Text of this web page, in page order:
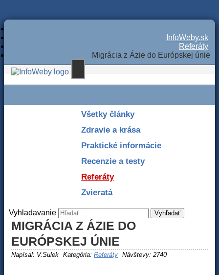
InfoWeby.sk
Referáty
Migrácia z Ázie do Európskej únie
Všetky články
Zdravie a krása
Praktické informácie
Recenzie a testy
Referáty
Zvieratá
Vyhladavanie Vyhľadať
MIGRÁCIA Z ÁZIE DO
EURÓPSKEJ ÚNIE
Napísal: V.Sulek Kategória: Referáty Návštevy: 2740